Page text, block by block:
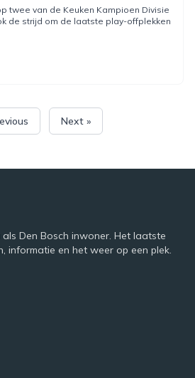
twee van de Keuken Kampioen Divisie
de strijd om de laatste play-offplekken
Next »
Den Bosch inwoner. Het laatste
informatie en het weer op een plek.